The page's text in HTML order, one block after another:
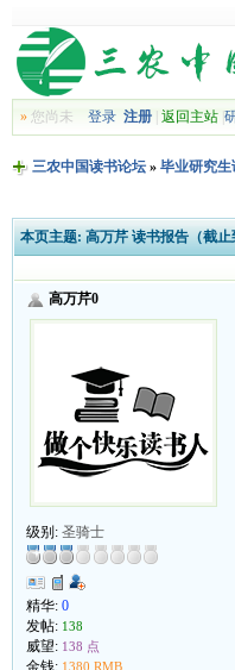
»您尚未 登录 注册| 返回主站|
三农中国读书论坛» 毕业研究生
本页主题: 高万芹 读书报告（截止
高万芹0
级别: 圣骑士
精华: 0
发帖: 138
威望: 138 点
1380 RMB